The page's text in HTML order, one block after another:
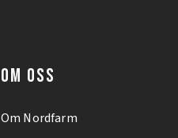
OM OSS
Om Nordfarm